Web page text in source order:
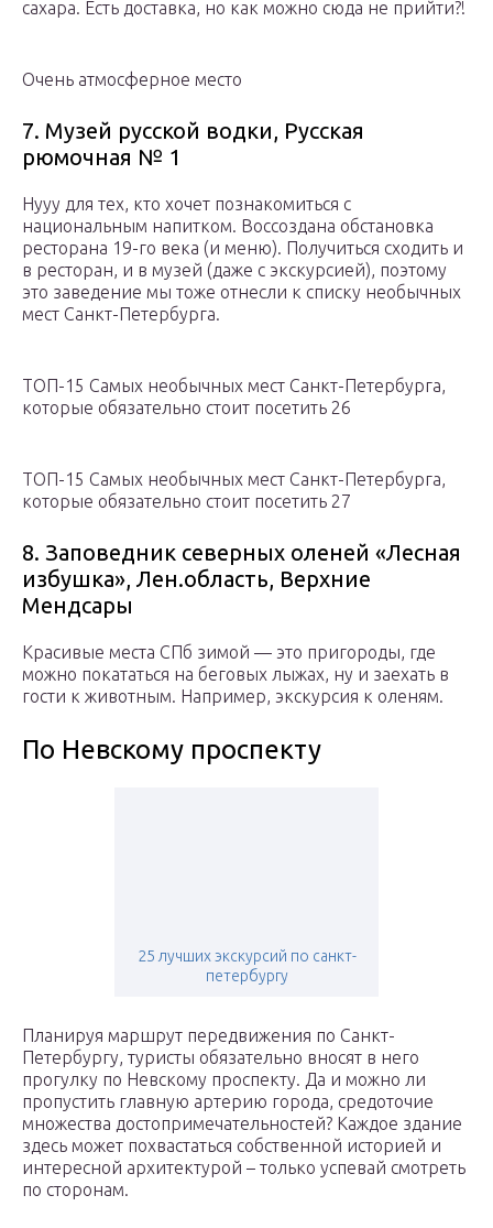
сахара. Есть доставка, но как можно сюда не прийти?!
Очень атмосферное место
7. Музей русской водки, Русская
рюмочная № 1
Нууу для тех, кто хочет познакомиться с
национальным напитком. Воссоздана обстановка
ресторана 19-го века (и меню). Получиться сходить и
в ресторан, и в музей (даже с экскурсией), поэтому
это заведение мы тоже отнесли к списку необычных
мест Санкт-Петербурга.
ТОП-15 Самых необычных мест Санкт-Петербурга,
которые обязательно стоит посетить 26
ТОП-15 Самых необычных мест Санкт-Петербурга,
которые обязательно стоит посетить 27
8. Заповедник северных оленей «Лесная
избушка», Лен.область, Верхние
Мендсары
Красивые места СПб зимой — это пригороды, где
можно покататься на беговых лыжах, ну и заехать в
гости к животным. Например, экскурсия к оленям.
По Невскому проспекту
25 лучших экскурсий по санкт-
петербургу
Планируя маршрут передвижения по Санкт-
Петербургу, туристы обязательно вносят в него
прогулку по Невскому проспекту. Да и можно ли
пропустить главную артерию города, средоточие
множества достопримечательностей? Каждое здание
здесь может похвастаться собственной историей и
интересной архитектурой – только успевай смотреть
по сторонам.